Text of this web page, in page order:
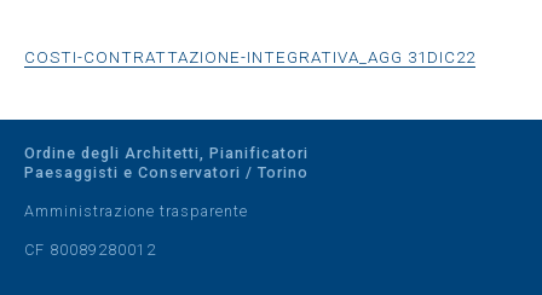
COSTI-CONTRATTAZIONE-INTEGRATIVA_AGG 31DIC22
Ordine degli Architetti, Pianificatori
Paesaggisti e Conservatori / Torino
Amministrazione trasparente
CF 80089280012